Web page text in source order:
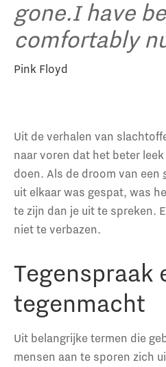
gone.I have
comfortably
Pink Floyd
Uit de verhalen van
naar voren dat het beter
doen. Als de droom van een
uit elkaar was gespat, was
te zijn dan je uit te spreken.
niet te verbazen.
Tegenspraak
tegenmacht
Uit belangrijke termen die
mensen aan te sporen zich